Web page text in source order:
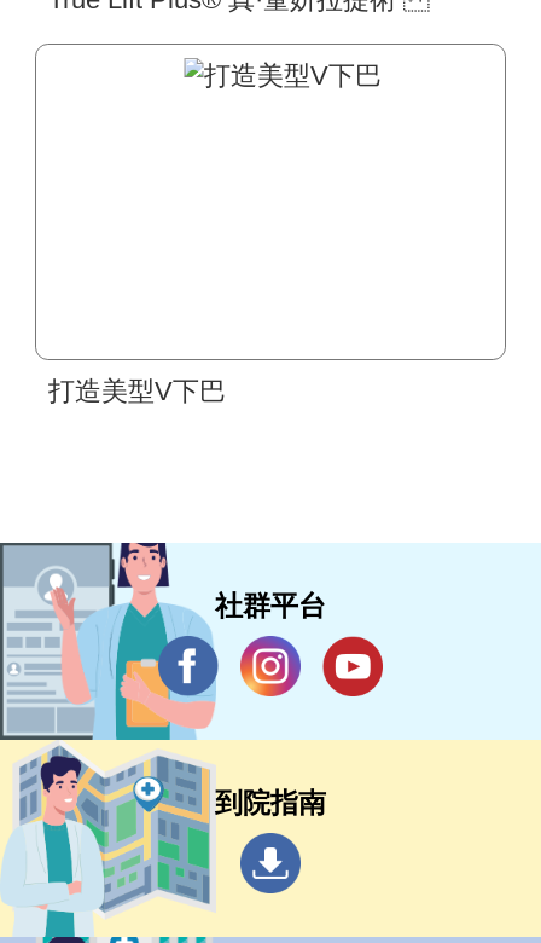
打造美型V下巴
社群平台
到院指南